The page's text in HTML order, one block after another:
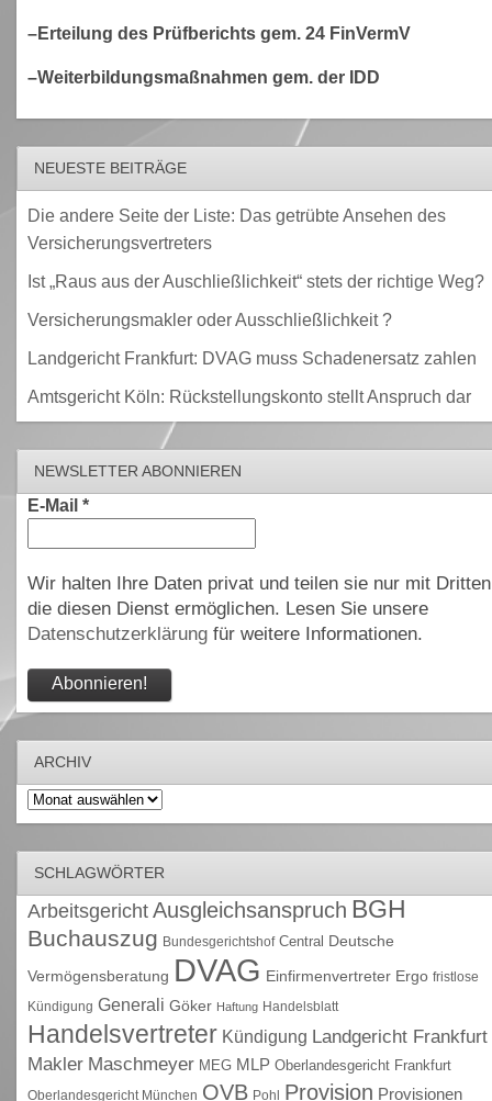
–Erteilung des Prüfberichts gem. 24 FinVermV
–Weiterbildungsmaßnahmen gem. der IDD
NEUESTE BEITRÄGE
Die andere Seite der Liste: Das getrübte Ansehen des
Versicherungsvertreters
Ist „Raus aus der Auschließlichkeit“ stets der richtige Weg?
Versicherungsmakler oder Ausschließlichkeit ?
Landgericht Frankfurt: DVAG muss Schadenersatz zahlen
Amtsgericht Köln: Rückstellungskonto stellt Anspruch dar
NEWSLETTER ABONNIEREN
E-Mail *
Wir halten Ihre Daten privat und teilen sie nur mit
die diesen Dienst ermöglichen. Lesen Sie unsere
Datenschutzerklärungfür weitere Informationen.
ARCHIV
Archiv
SCHLAGWÖRTER
Arbeitsgericht Ausgleichsanspruch BGH
Buchauszug Bundesgerichtshof Central Deutsche
Vermögensberatung DVAG Einfirmenvertreter Ergo fristlose
Kündigung Generali Göker Haftung Handelsblatt
Handelsvertreter Kündigung Landgericht Frankfurt
Makler Maschmeyer MEG MLP Oberlandesgericht Frankfurt
Oberlandesgericht München OVB Pohl Provision Provisionen